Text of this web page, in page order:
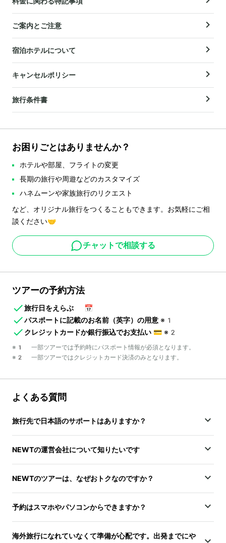
ご案内とご注意
宿泊ホテルについて
キャンセルポリシー
旅行条件書
お困りごとはありませんか？
ホテルや部屋、フライトの変更
長期の旅行や周遊などのカスタマイズ
ハネムーンや家族旅行のリクエスト
など、オリジナル旅行をつくることもできます。お気軽にご相
談ください🤝
チャットで相談する
ツアーの予約方法
旅行日をえらぶ
📅
パスポートに記載のお名前（英字）の用意 ※1
クレジットカードか銀行振込でお支払い 💳 ※2
※1 一部ツアーでは予約時にパスポート情報が必須となります。
※2 一部ツアーではクレジットカード決済のみとなります。
よくある質問
旅行先で日本語のサポートはありますか？
NEWTの運営会社について知りたいです
NEWTのツアーは、なぜおトクなのですか？
予約はスマホやパソコンからできますか？
海外旅行になれていなくて準備が心配です。出発までにや